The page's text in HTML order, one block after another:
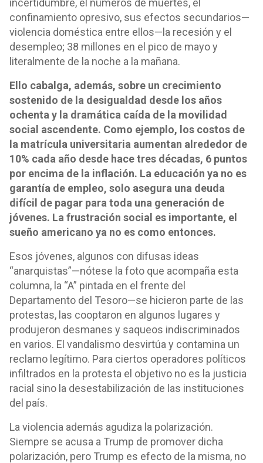
incertidumbre, el números de muertes, el
confinamiento opresivo, sus efectos secundarios—
violencia doméstica entre ellos—la recesión y el
desempleo; 38 millones en el pico de mayo y
literalmente de la noche a la mañana.
Ello cabalga, además, sobre un crecimiento
sostenido de la desigualdad desde los años
ochenta y la dramática caída de la movilidad
social ascendente. Como ejemplo, los costos de
la matrícula universitaria aumentan alrededor de
10% cada año desde hace tres décadas, 6 puntos
por encima de la inflación. La educación ya no es
garantía de empleo, solo asegura una deuda
difícil de pagar para toda una generación de
jóvenes. La frustración social es importante, el
sueño americano ya no es como entonces.
Esos jóvenes, algunos con difusas ideas
“anarquistas”—nótese la foto que acompaña esta
columna, la “A” pintada en el frente del
Departamento del Tesoro—se hicieron parte de las
protestas, las cooptaron en algunos lugares y
produjeron desmanes y saqueos indiscriminados
en varios. El vandalismo desvirtúa y contamina un
reclamo legítimo. Para ciertos operadores políticos
infiltrados en la protesta el objetivo no es la justicia
racial sino la desestabilización de las instituciones
del país.
La violencia además agudiza la polarización.
Siempre se acusa a Trump de promover dicha
polarización, pero Trump es efecto de la misma, no